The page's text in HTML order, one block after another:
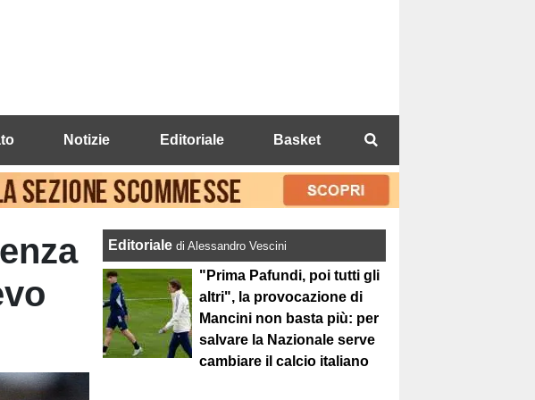
Notizie Editoriale Basket
Editorialedi Alessandro Vescini
"Prima Pafundi, poi tutti gli
altri", la provocazione di
Mancini non basta più: per
salvare la Nazionale serve
cambiare il calcio italiano